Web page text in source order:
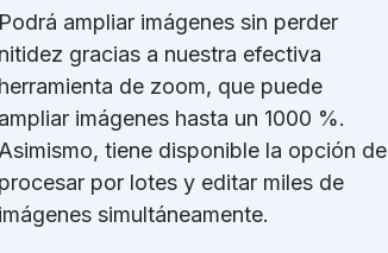
Podrá ampliar imágenes sin perder
nitidez gracias a nuestra efectiva
herramienta de zoom, que puede
ampliar imágenes hasta un 1000 %.
Asimismo, tiene disponible la opción de
procesar por lotes y editar miles de
imágenes simultáneamente.